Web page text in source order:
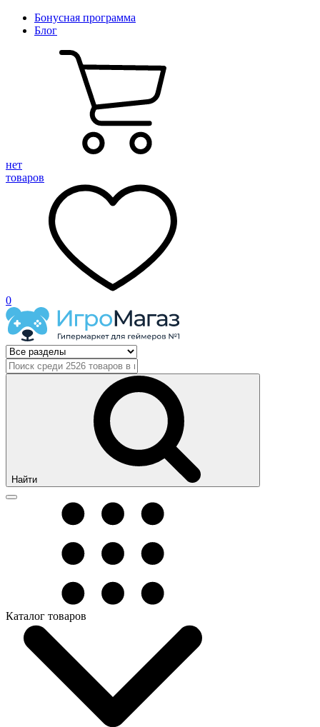
Бонусная программа
Блог
нет
товаров
0
Найти
Каталог товаров